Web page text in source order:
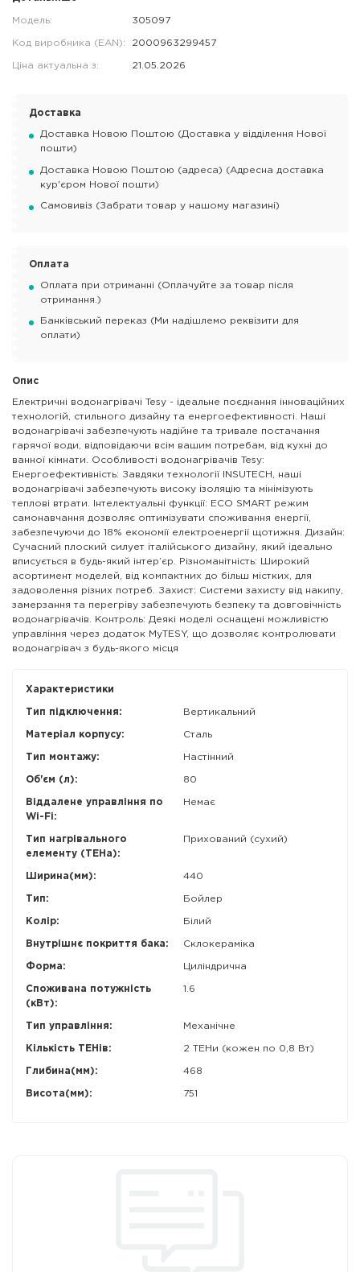
Модель: 305097
Код виробника (EAN): 2000963299457
Ціна актуальна з: 21.05.2026
Доставка
Доставка Новою Поштою (Доставка у відділення Нової
пошти)
Доставка Новою Поштою (адреса) (Адресна доставка
кур'єром Нової пошти)
Самовивіз (Забрати товар у нашому магазині)
Оплата
Оплата при отриманні (Оплачуйте за товар після
отримання.)
Банківський переказ (Ми надішлемо реквізити для
оплати)
Опис
Електричні водонагрівачі Tesy - ідеальне поєднання інноваційних
технологій, стильного дизайну та енергоефективності. Наші
водонагрівачі забезпечують надійне та тривале постачання
гарячої води, відповідаючи всім вашим потребам, від кухні до
ванної кімнати. Особливості водонагрівачів Tesy:
Енергоефективність: Завдяки технології INSUTECH, наші
водонагрівачі забезпечують високу ізоляцію та мінімізують
теплові втрати. Інтелектуальні функції: ECO SMART режим
самонавчання дозволяє оптимізувати споживання енергії,
забезпечуючи до 18% економії електроенергії щотижня. Дизайн:
Сучасний плоский силует італійського дизайну, який ідеально
вписується в будь-який інтер’єр. Різноманітність: Широкий
асортимент моделей, від компактних до більш містких, для
задоволення різних потреб. Захист: Системи захисту від накипу,
замерзання та перегріву забезпечують безпеку та довговічність
водонагрівачів. Контроль: Деякі моделі оснащені можливістю
управління через додаток MyTESY, що дозволяє контролювати
водонагрівач з будь-якого місця
Характеристики
Тип підключення: Вертикальний
Матеріал корпусу: Сталь
Тип монтажу: Настінний
Об'єм (л): 80
Віддалене управління по
Wi-Fi:
Немає
Тип нагрівального
елементу (ТЕНа):
Прихований (сухий)
Ширина(мм): 440
Тип: Бойлер
Колір: Білий
Внутрішнє покриття бака: Склокераміка
Форма: Циліндрична
Споживана потужність
(кВт):
1.6
Тип управління: Механічне
Кількість ТЕНів: 2 ТЕНи (кожен по 0,8 Вт)
Глибина(мм): 468
Висота(мм): 751